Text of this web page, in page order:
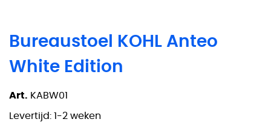
Bureaustoel KOHL Anteo
White Edition
Art. KABW01
Levertijd: 1-2 weken